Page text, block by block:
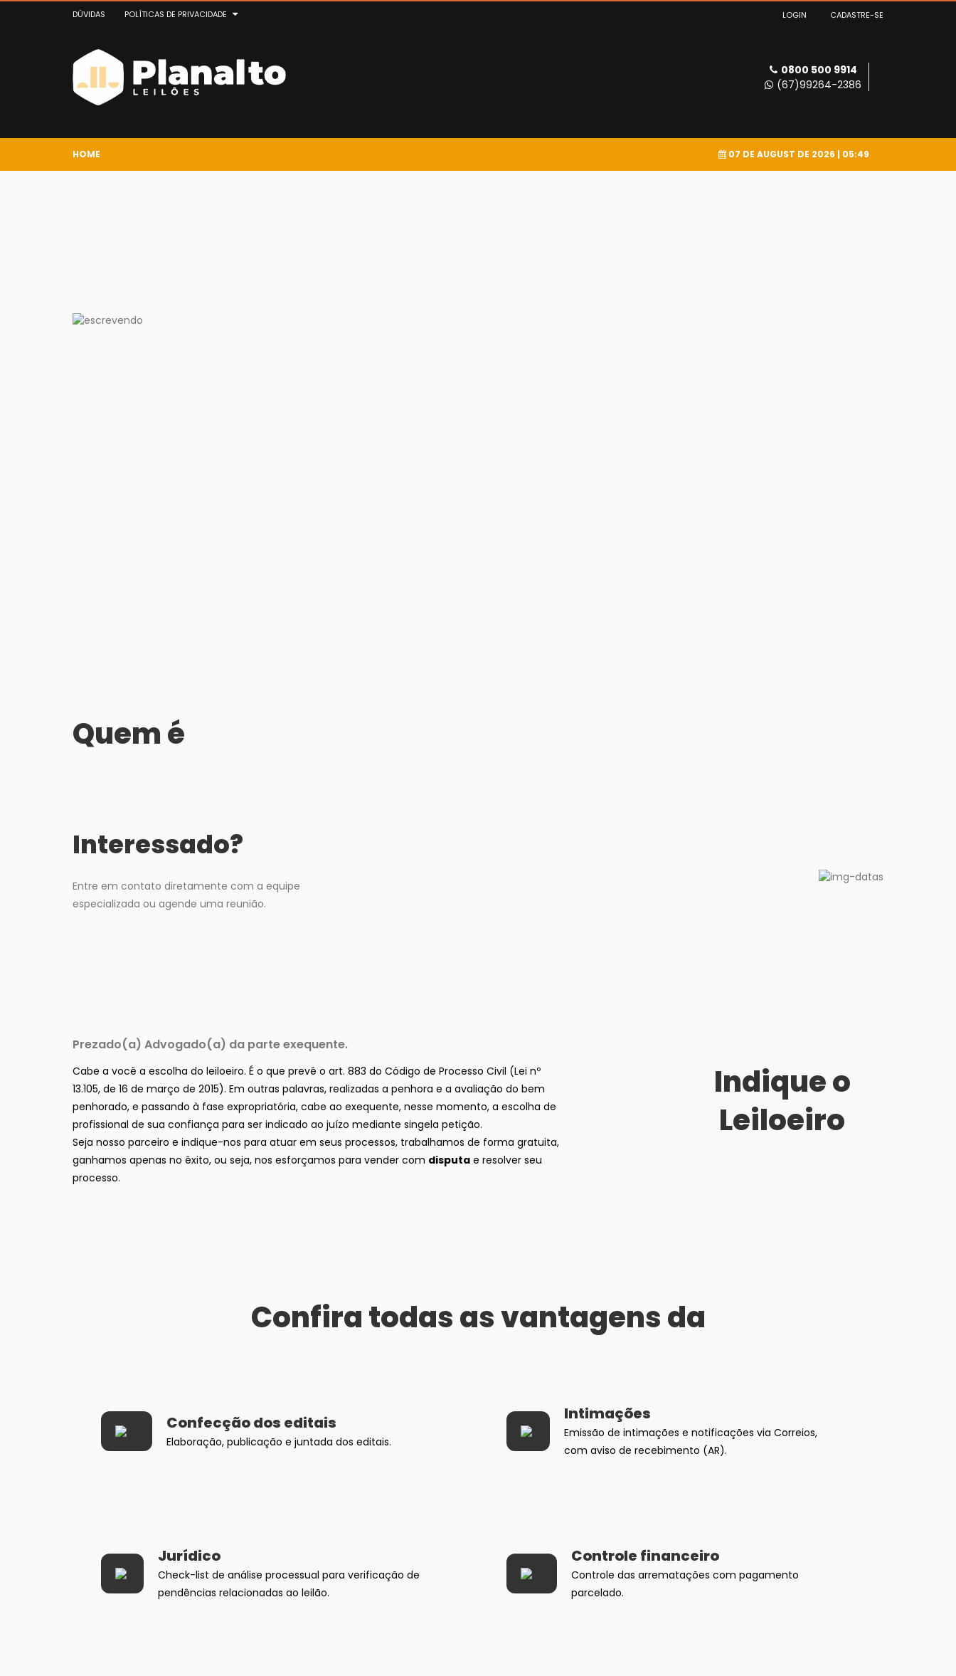
DÚVIDAS POLÍTICAS DE PRIVACIDADE LOGIN CADASTRE-SE
0800 500 9914
(67)99264-2386
HOME 07 DE AUGUST DE 2026 | 05:49
Quem é
Interessado?
Entre em contato diretamente com a equipe
especializada ou agende uma reunião.
Prezado(a) Advogado(a) da parte exequente.
Cabe a você a escolha do leiloeiro. É o que prevê o art. 883 do Código de Processo Civil (Lei nº
13.105, de 16 de março de 2015). Em outras palavras, realizadas a penhora e a avaliação do bem
penhorado, e passando à fase expropriatória, cabe ao exequente, nesse momento, a escolha de
profissional de sua confiança para ser indicado ao juízo mediante singela petição.
Seja nosso parceiro e indique-nos para atuar em seus processos, trabalhamos de forma gratuita,
ganhamos apenas no êxito, ou seja, nos esforçamos para vender com disputa e resolver seu
processo.
Indique o
Leiloeiro
Confira todas as vantagens da
Confecção dos editais
Elaboração, publicação e juntada dos editais.
Intimações
Emissão de intimações e notificações via Correios,
com aviso de recebimento (AR).
Jurídico
Check-list de análise processual para verificação de
pendências relacionadas ao leilão.
Controle financeiro
Controle das arrematações com pagamento
parcelado.